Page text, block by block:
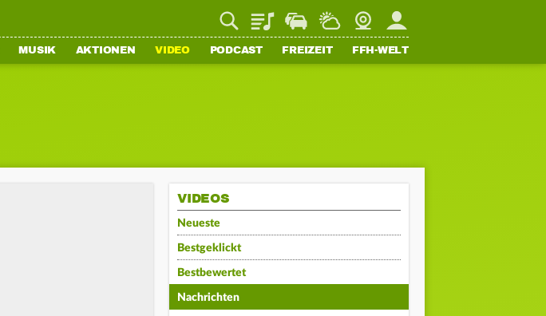
PlaylistStaupilotWetterWebcamMein FFH
MUSIK AKTIONEN VIDEO PODCAST FREIZEIT FFH-WELT
VIDEOS
Neueste
Bestgeklickt
Bestbewertet
Nachrichten